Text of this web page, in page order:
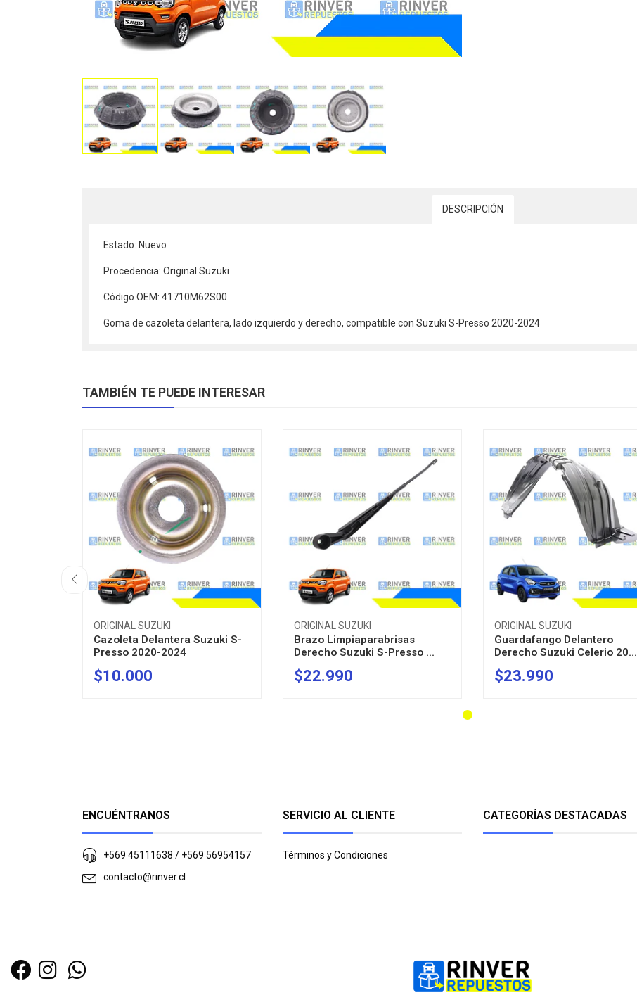
DESCRIPCIÓN
Estado: Nuevo
Procedencia: Original Suzuki
Código OEM: 41710M62S00
Goma de cazoleta delantera, lado izquierdo y derecho, compatible con Suzuki S-Presso 2020-2024
TAMBIÉN TE PUEDE INTERESAR
ORIGINAL SUZUKI
Cazoleta Delantera Suzuki S-
Presso 2020-2024
-
$10.000
ORIGINAL SUZUKI
Brazo Limpiaparabrisas
Derecho Suzuki S-Presso ...
-
$22.990
ORIGINAL SUZUKI
Guardafango Delantero
Derecho Suzuki Celerio 20...
-
$23.990
ENCUÉNTRANOS
+569 45111638 / +569 56954157
contacto@rinver.cl
SERVICIO AL CLIENTE
Términos y Condiciones
CATEGORÍAS DESTACADAS